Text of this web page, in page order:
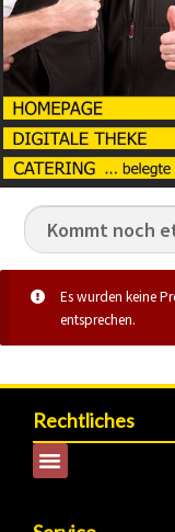
Es wurden keine
entsprechen.
Rechtliches